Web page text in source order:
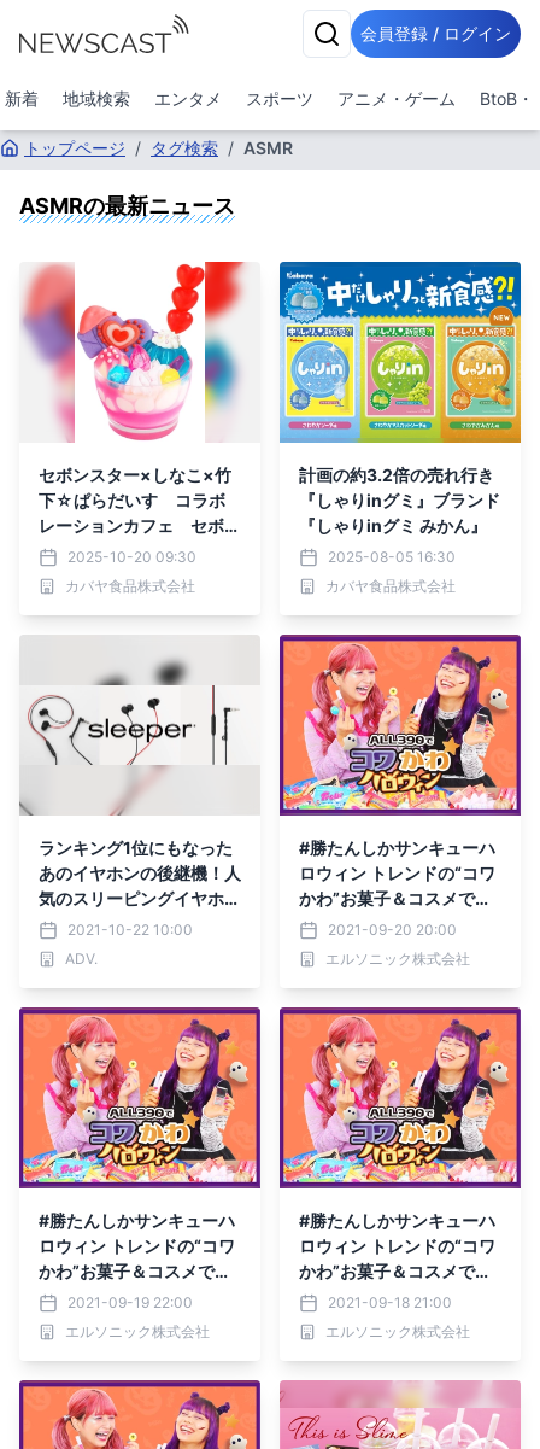
会員登録 / ログイン
新着 地域検索 エンタメ スポーツ アニメ・ゲーム BtoB・
トップページ / タグ検索 / ASMR
ASMRの最新ニュース
セボンスター×しなこ×竹
下☆ぱらだいす コラボ
レーションカフェ セボン
スターカフェ原宿
2025-10-20 09:30
カバヤ食品株式会社
計画の約3.2倍の売れ行き
『しゃりinグミ』ブランド
『しゃりinグミ みかん』
2025-08-05 16:30
カバヤ食品株式会社
ランキング1位にもなった
あのイヤホンの後継機！人
気のスリーピングイヤホン
がリニューアル！
2021-10-22 10:00
ADV.
#勝たんしかサンキューハ
ロウィン トレンドの“コワ
かわ”お菓子＆コスメで準
備も超楽しい 『ALL390
でコワかわハロウィン』が
9月24日(金) からスター
2021-09-20 20:00
エルソニック株式会社
#勝たんしかサンキューハ
ロウィン トレンドの“コワ
かわ”お菓子＆コスメで準
備も超楽しい 『ALL390
でコワかわハロウィン』が
9月24日(金) からスター
2021-09-19 22:00
エルソニック株式会社
#勝たんしかサンキューハ
ロウィン トレンドの“コワ
かわ”お菓子＆コスメで準
備も超楽しい 『ALL390
でコワかわハロウィン』が
9月24日(金) からスター
2021-09-18 21:00
エルソニック株式会社